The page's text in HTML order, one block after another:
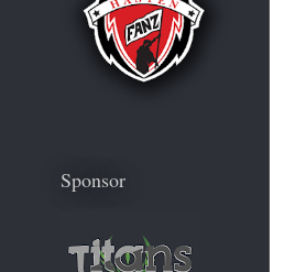
Sponsor